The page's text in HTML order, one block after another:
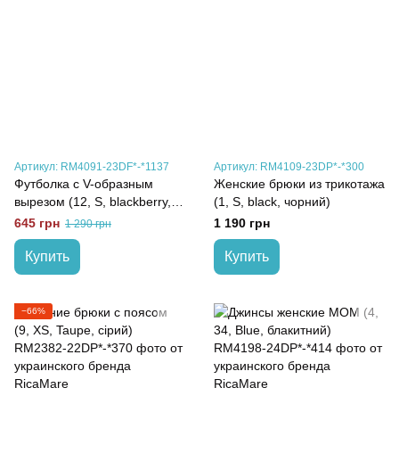
Артикул: RM4091-23DF*-*1137
Футболка с V-образным
вырезом (12, S, blackberry,
фіолетовий)
645 грн 1 290 грн
Купить
Артикул: RM4109-23DP*-*300
Женские брюки из трикотажа
(1, S, black, чорний)
1 190 грн
Купить
−66%